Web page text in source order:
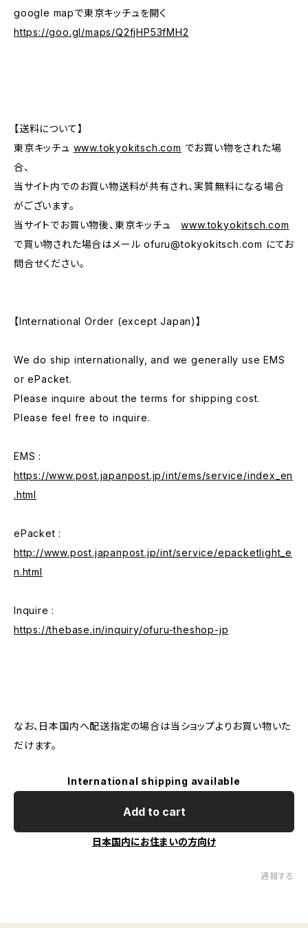
google mapで東京キッチュを開く
https://goo.gl/maps/Q2fjHP53fMH2
【送料について】
東京キッチュ www.tokyokitsch.com でお買い物をされた場
合、
当サイト内でのお買い物送料が共有され、実質無料になる場合
がございます。
当サイトでお買い物後、東京キッチュwww.tokyokitsch.com
で買い物された場合はメールofuru@tokyokitsch.com にてお
問合せください。
【International Order (except Japan)】
We do ship internationally, and we generally use EMS
or ePacket.
Please inquire about the terms for shipping cost.
Please feel free to inquire.
EMS :
https://www.post.japanpost.jp/int/ems/service/index_en
.html
ePacket :
http://www.post.japanpost.jp/int/service/epacketlight_e
n.html
Inquire :
https://thebase.in/inquiry/ofuru-theshop-jp
なお、日本国内へ配送指定の場合は当ショップよりお買い物いた
だけます。
International shipping available
Add to cart
日本国内にお住まいの方向け
通報する